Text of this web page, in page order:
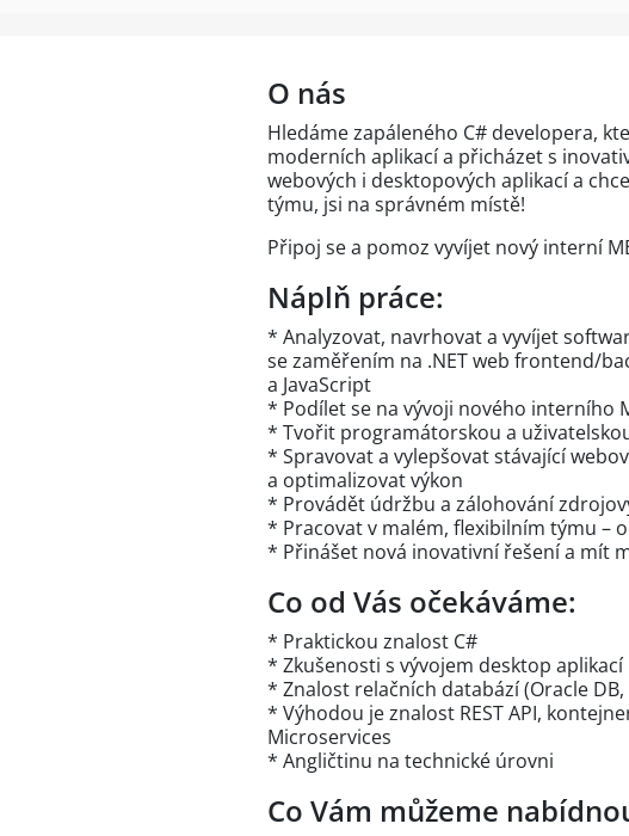
O nás
Hledáme zapáleného C# developera,
moderních aplikací a přicházet s
webových i desktopových aplikací a
týmu, jsi na správném místě!
Připoj se a pomoz vyvíjet nový interní
Náplň práce:
* Analyzovat, navrhovat a vyvíjet
se zaměřením na .NET web frontend/
a JavaScript
* Podílet se na vývoji nového interního
* Tvořit programátorskou a
* Spravovat a vylepšovat stávající
a optimalizovat výkon
* Provádět údržbu a zálohování
* Pracovat v malém, flexibilním týmu –
* Přinášet nová inovativní řešení a mít
Co od Vás očekáváme:
* Praktickou znalost C#
* Zkušenosti s vývojem desktop aplikací
* Znalost relačních databází (Oracle DB,
* Výhodou je znalost REST API,
Microservices
* Angličtinu na technické úrovni
Co Vám můžeme